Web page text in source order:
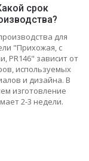
срок
для
"Прихожая, с
PR146" зависит от
используемых
и дизайна. В
изготовление
2-3 недели.